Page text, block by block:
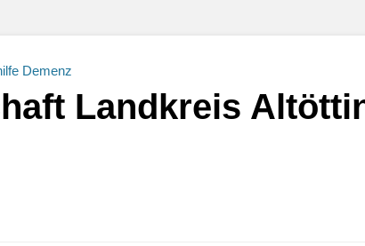
Landkreis